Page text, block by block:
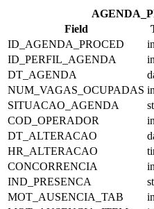
Field
ID_AGENDA_PROCED
ID_PERFIL_AGENDA
DT_AGENDA
NUM_VAGAS_OCUPADAS
SITUACAO_AGENDA
COD_OPERADOR
DT_ALTERACAO
HR_ALTERACAO
CONCORRENCIA
IND_PRESENCA
MOT_AUSENCIA_TAB